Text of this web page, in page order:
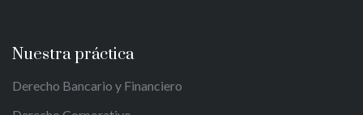
Nuestra práctica
Derecho Bancario y Financiero